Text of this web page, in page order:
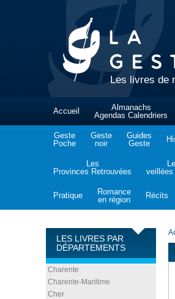
Les livres de
Accueil
Almanachs
Agendas Calendriers
Geste
Poche
Geste
noir
Guides
Geste
Les
Provinces Retrouvées
veillées
Pratique
Romance
en région
Récits
LES LIVRES PAR
DÉPARTEMENTS
Charente
Charente-Maritime
Cher